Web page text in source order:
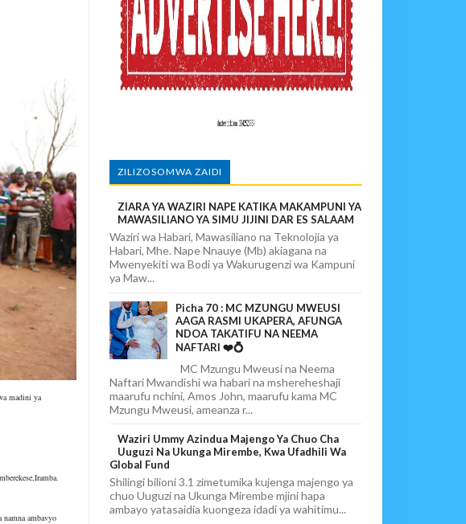
Ya Baraka, Mpaka Usomaji Wa Viganja Ulipofichua Siri Na Njia Zangu Za
Yangu, Mpaka Nilipovunja Mikosi Na Kushuhudia Tajiriba Ikirejea Nyumbani
Iliponiwezesha Kushika Mimba Na Kufuta Machozi Yangu
NA MAADILI
madini ya
ambavyo
ZILIZOSOMWA ZAIDI
ZIARA YA WAZIRI NAPE KATIKA MAKAMPUNI YA
MAWASILIANO YA SIMU JIJINI DAR ES SALAAM
Waziri wa Habari, Mawasiliano na Teknolojia ya
Habari, Mhe. Nape Nnauye (Mb) akiagana na
Mwenyekiti wa Bodi ya Wakurugenzi wa Kampuni
ya Maw...
Picha 70 : MC MZUNGU MWEUSI
AAGA RASMI UKAPERA, AFUNGA
NDOA TAKATIFU NA NEEMA
NAFTARI ❤️💍
MC Mzungu Mweusi na Neema
Naftari Mwandishi wa habari na mshereheshaji
maarufu nchini, Amos John, maarufu kama MC
Mzungu Mweusi, ameanza r...
Waziri Ummy Azindua Majengo Ya Chuo Cha
Uuguzi Na Ukunga Mirembe, Kwa Ufadhili Wa
Global Fund
Shilingi bilioni 3.1 zimetumika kujenga majengo ya
chuo Uuguzi na Ukunga Mirembe mjini hapa
ambayo yatasaidia kuongeza idadi ya wahitimu...